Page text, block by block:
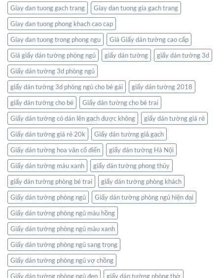
Thiên
Nhiên
Kết
nối
giới
ngay
trong
không
gian
sống
của
bạn
Giay dan tuong gach trang
Giay dan tuong gia gach trang
Giay dan tuong phong khach cao cap
Giay dan tuong trong phong ngu
Giá Giấy dán tường cao cấp
Giá giấy dán tường phòng ngủ
giấy dán tường
giấy dán tường 3d
Giấy dán tường 3d phòng ngủ
giấy dán tường 3d phòng ngủ cho bé gái
giấy dán tường 2018
giấy dán tường cho bé
Giấy dán tường cho bé trai
Giấy dán tường có dán lên gạch được không
giấy dán tường giá rẻ
Giấy dán tường giá rẻ 20k
Giấy dán tường giả gạch
Giấy dán tường hoa văn cổ điển
giấy dán tường Hà Nội
Giấy dán tường màu xanh
giấy dán tường phong thủy
giấy dán tường phòng bé trai
giấy dán tường phòng khách
Giấy dán tường phòng ngủ
Giấy dán tường phòng ngủ hiện đại
Giấy dán tường phòng ngủ màu hồng
Giấy dán tường phòng ngủ màu xanh
Giấy dán tường phòng ngủ sang trọng
Giấy dán tường phòng ngủ vợ chồng
Giấy dán tường phòng ngủ đẹp
giấy dán tường phòng thờ